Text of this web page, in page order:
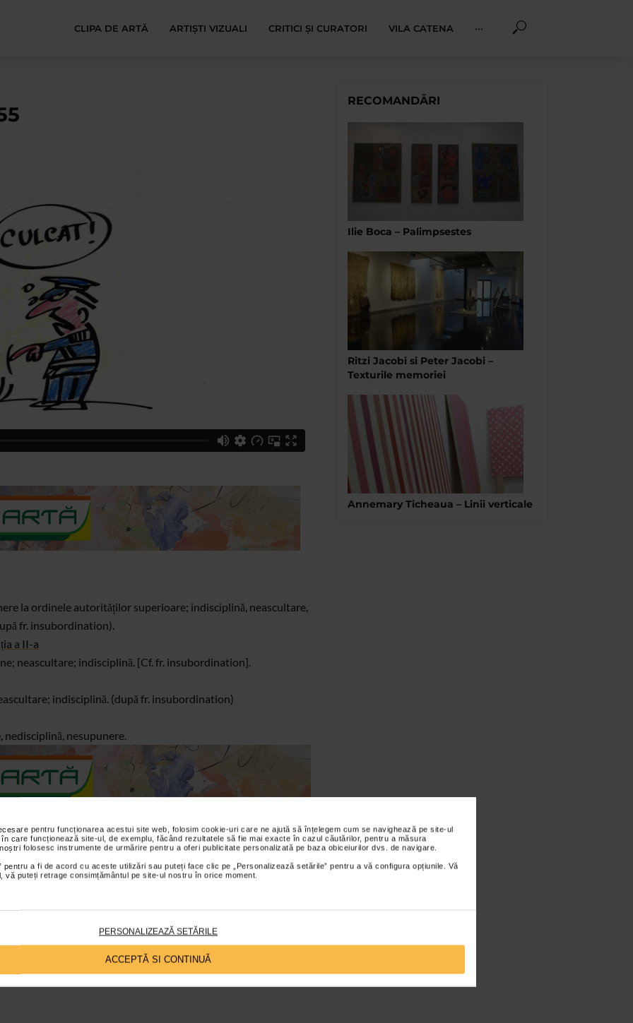
pentru funcționarea acestui site web, folosim cookie-uri care ne ajută să înțelegem cum se navighează pe site-ul
care funcționează site-ul, de exemplu, făcând rezultatele să fie mai exacte în cazul căutărilor, pentru a măsura
folosesc instrumente de urmărire pentru a oferi publicitate personalizată pe baza obiceiurilor dvs. de navigare.
pentru a fi de acord cu aceste utilizări sau puteți face clic pe „Personalizează setările” pentru a vă configura opțiunile. Vă
puteți retrage consimțământul pe site-ul nostru în orice moment.
PERSONALIZEAZĂ SETĂRILE
ACCEPTĂ SI CONTINUĂ
CLIPA DE ARTĂ ARTIȘTI VIZUALI CRITICI ȘI CURATORI VILA CATENA ···
la ordinele autorităților superioare; indisciplină, neascultare,
fr. insubordination).
a II-a
neascultare; indisciplină. [Cf. fr. insubordination].
indisciplină. (după fr. insubordination)
nedisciplină, nesupunere.
celor superiori;
RECOMANDĂRI
Ilie Boca – Palimpsestes
Ritzi Jacobi si Peter Jacobi –
Texturile memoriei
Annemary Ticheaua – Linii verticale